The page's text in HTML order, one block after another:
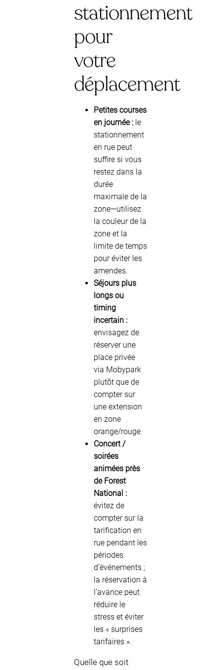
stationnement
pour
votre
déplacement
Petites courses
en journée : le
stationnement
en rue peut
suffire si vous
restez dans la
durée
maximale de la
zone—utilisez
la couleur de la
zone et la
limite de temps
pour éviter les
amendes.
Séjours plus
longs ou
timing
incertain :
envisagez de
réserver une
place privée
via Mobypark
plutôt que de
compter sur
une extension
en zone
orange/rouge.
Concert /
soirées
animées près
de Forest
National :
évitez de
compter sur la
tarification en
rue pendant les
périodes
d’événements ;
la réservation à
l’avance peut
réduire le
stress et éviter
les « surprises
tarifaires ».
Quelle que soit